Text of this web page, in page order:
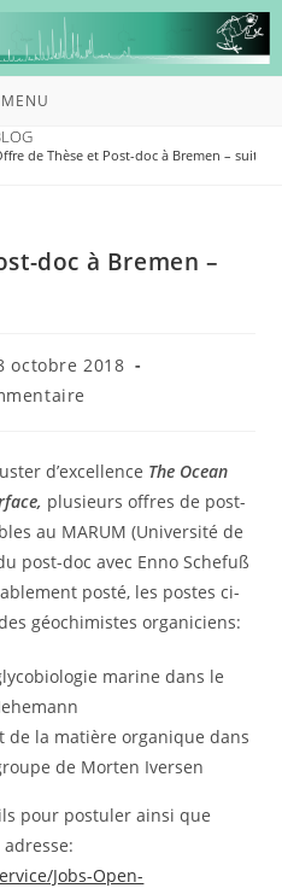
MENU
de Thèse et Post-doc à Bremen – suite
doc à Bremen –
octobre 2018
d’excellence The Ocean
plusieurs offres de post-
au MARUM (Université de
post-doc avec Enno Schefuß
posté, les postes ci-
géochimistes organiciens:
marine dans le
de la matière organique dans
de Morten Iversen
pour postuler ainsi que
Jobs-Open-